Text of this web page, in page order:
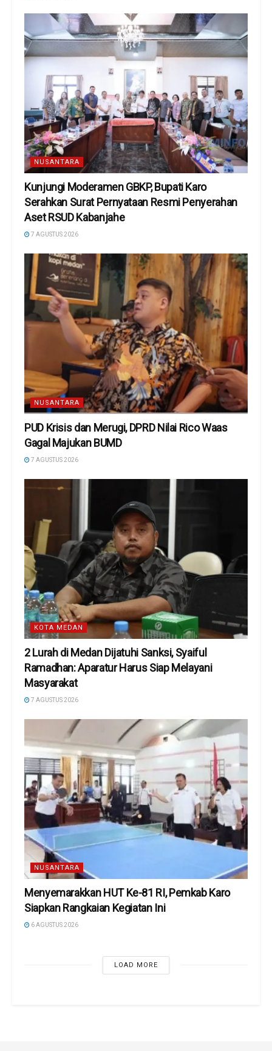
NUSANTARA
Kunjungi Moderamen GBKP, Bupati Karo
Serahkan Surat Pernyataan Resmi Penyerahan
Aset RSUD Kabanjahe
7 AGUSTUS 2026
NUSANTARA
PUD Krisis dan Merugi, DPRD Nilai Rico Waas
Gagal Majukan BUMD
7 AGUSTUS 2026
KOTA MEDAN
2 Lurah di Medan Dijatuhi Sanksi, Syaiful
Ramadhan: Aparatur Harus Siap Melayani
Masyarakat
7 AGUSTUS 2026
NUSANTARA
Menyemarakkan HUT Ke-81 RI, Pemkab Karo
Siapkan Rangkaian Kegiatan Ini
6 AGUSTUS 2026
LOAD MORE